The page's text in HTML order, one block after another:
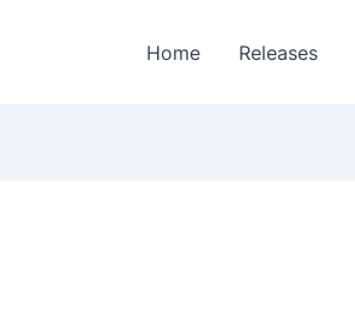
Home Releases